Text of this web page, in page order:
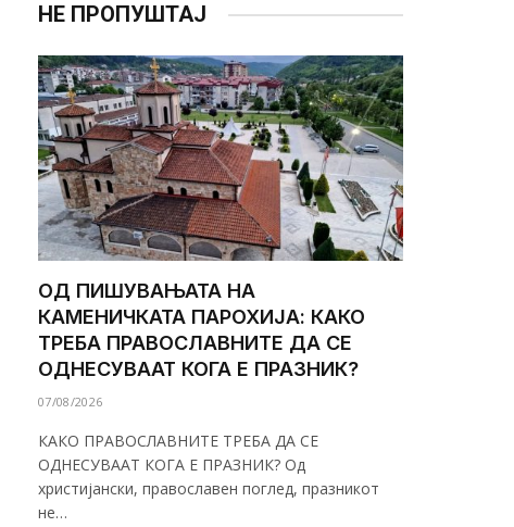
НЕ ПРОПУШТАЈ
ОД ПИШУВАЊАТА НА
КАМЕНИЧКАТА ПАРОХИЈА: КАКО
ТРЕБА ПРАВОСЛАВНИТЕ ДА СЕ
ОДНЕСУВААТ КОГА Е ПРАЗНИК?
07/08/2026
КАКО ПРАВОСЛАВНИТЕ ТРЕБА ДА СЕ
ОДНЕСУВААТ КОГА Е ПРАЗНИК? Од
христијански, православен поглед, празникот
не…